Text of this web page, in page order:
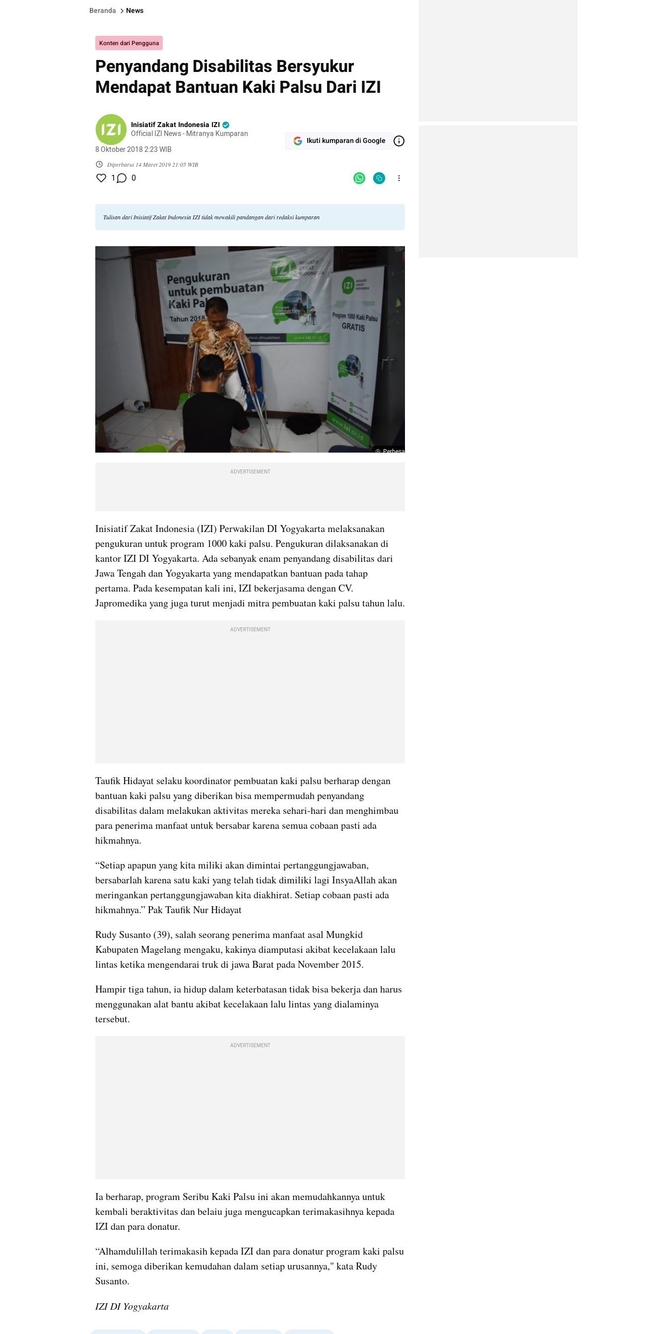
Beranda News
Konten dari Pengguna
Penyandang Disabilitas Bersyukur
Mendapat Bantuan Kaki Palsu Dari IZI
Inisiatif Zakat Indonesia IZI
Official IZI News - Mitranya Kumparan
8 Oktober 2018 2:23 WIB
Diperbarui 14 Maret 2019 21:05 WIB
Ikuti kumparan di Google
1 0
Tulisan dari Inisiatif Zakat Indonesia IZI tidak mewakili pandangan dari redaksi kumparan
Perbesar
ADVERTISEMENT
Inisiatif Zakat Indonesia (IZI) Perwakilan DI Yogyakarta melaksanakan
pengukuran untuk program 1000 kaki palsu. Pengukuran dilaksanakan di
kantor IZI DI Yogyakarta. Ada sebanyak enam penyandang disabilitas dari
Jawa Tengah dan Yogyakarta yang mendapatkan bantuan pada tahap
pertama. Pada kesempatan kali ini, IZI bekerjasama dengan CV.
ADVERTISEMENT
Taufik Hidayat selaku koordinator pembuatan kaki palsu berharap dengan
bantuan kaki palsu yang diberikan bisa mempermudah penyandang
disabilitas dalam melakukan aktivitas mereka sehari-hari dan menghimbau
para penerima manfaat untuk bersabar karena semua cobaan pasti ada
hikmahnya.
“Setiap apapun yang kita miliki akan dimintai pertanggungjawaban,
bersabarlah karena satu kaki yang telah tidak dimiliki lagi InsyaAllah akan
meringankan pertanggungjawaban kita diakhirat. Setiap cobaan pasti ada
hikmahnya.” Pak Taufik Nur Hidayat
Rudy Susanto (39), salah seorang penerima manfaat asal Mungkid
Kabupaten Magelang mengaku, kakinya diamputasi akibat kecelakaan lalu
lintas ketika mengendarai truk di jawa Barat pada November 2015.
Hampir tiga tahun, ia hidup dalam keterbatasan tidak bisa bekerja dan harus
menggunakan alat bantu akibat kecelakaan lalu lintas yang dialaminya
tersebut.
ADVERTISEMENT
Ia berharap, program Seribu Kaki Palsu ini akan memudahkannya untuk
kembali beraktivitas dan belaiu juga mengucapkan terimakasihnya kepada
IZI dan para donatur.
“Alhamdulillah terimakasih kepada IZI dan para donatur program kaki palsu
ini, semoga diberikan kemudahan dalam setiap urusannya," kata Rudy
Susanto.
IZI DI Yogyakarta